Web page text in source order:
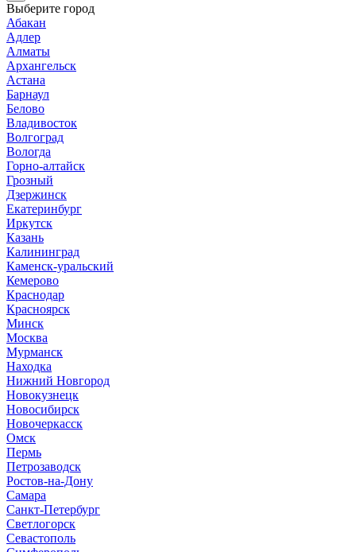
Выберите город
Абакан
Адлер
Алматы
Архангельск
Астана
Барнаул
Белово
Владивосток
Волгоград
Вологда
Горно-алтайск
Грозный
Дзержинск
Екатеринбург
Иркутск
Казань
Калининград
Каменск-уральский
Кемерово
Краснодар
Красноярск
Минск
Москва
Мурманск
Находка
Нижний Новгород
Новокузнецк
Новосибирск
Новочеркасск
Омск
Пермь
Петрозаводск
Ростов-на-Дону
Самара
Санкт-Петербург
Светлогорск
Севастополь